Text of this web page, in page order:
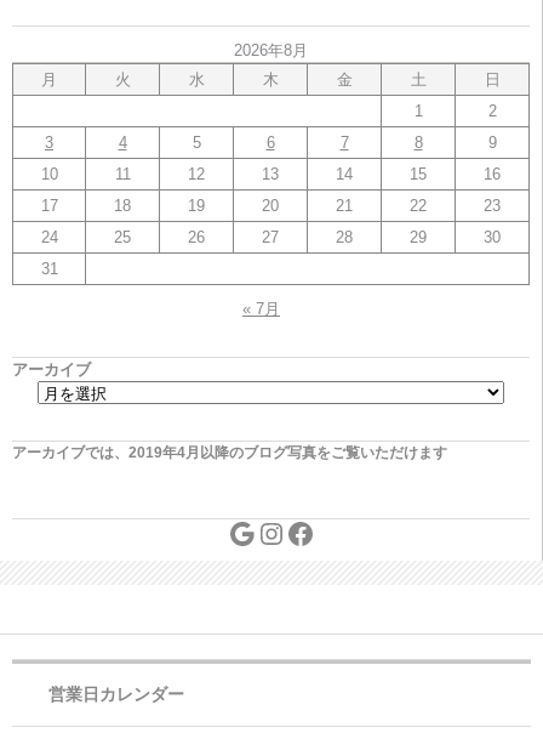
2026年8月
月
火 水 木 金 土
日
1
2
3
4 5 6 7 8
9
10
11 12 13 14 15
16
17
18 19 20 21 22
23
24
25 26 27 28 29
30
31
« 7月
アーカイブ
アーカイブでは、2019年4月以降のブログ写真をご覧いただけます
営業日カレンダー